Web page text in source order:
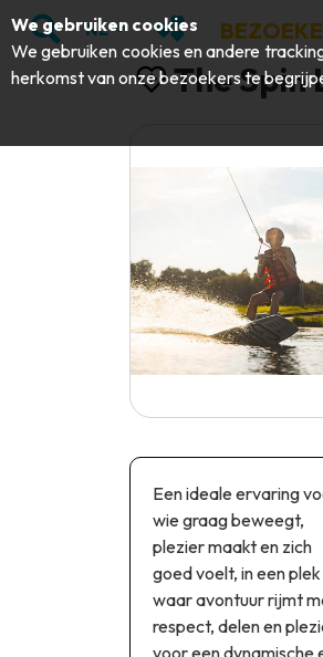
ZOEKEN
NL MIJN FAVORIETEN
The Spin
Een ideale ervaring
wie graag beweegt,
plezier maakt en zich
goed voelt, in een plek
waar avontuur rijmt
respect, delen en
voor een dynamische
We gebruiken cookies
We gebruiken cookies en andere
herkomst van onze bezoekers te